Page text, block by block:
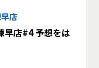
店
早店#4 予想をは